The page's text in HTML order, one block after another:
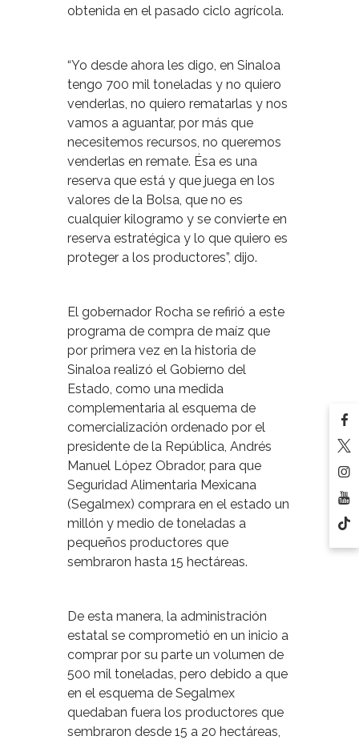
obtenida en el pasado ciclo agrícola.
“Yo desde ahora les digo, en Sinaloa
tengo 700 mil toneladas y no quiero
venderlas, no quiero rematarlas y nos
vamos a aguantar, por más que
necesitemos recursos, no queremos
venderlas en remate. Ésa es una
reserva que está y que juega en los
valores de la Bolsa, que no es
cualquier kilogramo y se convierte en
reserva estratégica y lo que quiero es
proteger a los productores”, dijo.
El gobernador Rocha se refirió a este
programa de compra de maíz que
por primera vez en la historia de
Sinaloa realizó el Gobierno del
Estado, como una medida
complementaria al esquema de
comercialización ordenado por el
presidente de la República, Andrés
Manuel López Obrador, para que
Seguridad Alimentaria Mexicana
(Segalmex) comprara en el estado un
millón y medio de toneladas a
pequeños productores que
sembraron hasta 15 hectáreas.
De esta manera, la administración
estatal se comprometió en un inicio a
comprar por su parte un volumen de
500 mil toneladas, pero debido a que
en el esquema de Segalmex
quedaban fuera los productores que
sembraron desde 15 a 20 hectáreas,